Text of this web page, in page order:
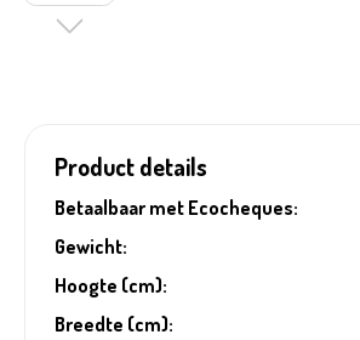
Product details
Betaalbaar met Ecocheques:
Gewicht:
Hoogte (cm):
Breedte (cm):